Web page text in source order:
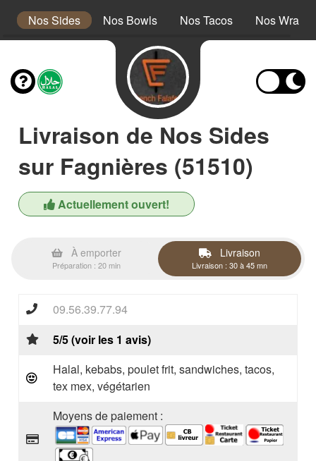
Nos Sides Nos Bowls Nos Tacos Nos Wraps
Livraison de Nos Sides
sur Fagnières (51510)
Actuellement ouvert!
À emporter
Préparation : 20 min
Livraison
Livraison : 30 à 45 mn
09.56.39.77.94
5/5 (voir les 1 avis)
Halal, kebabs, poulet frit, sandwiches, tacos,
tex mex, végétarien
Moyens de paiement :